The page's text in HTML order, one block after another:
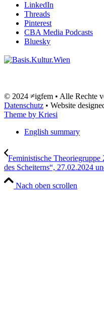
LinkedIn
Threads
Pinterest
CBA Media Podcasts
Bluesky
© 2024 ≠igfem • Alle Rechte
Datenschutz • Website
Theme by Kriesi
English summary
Feministische Theoriegruppe
des Scheiterns“, 27.02.2024
Nach oben scrollen